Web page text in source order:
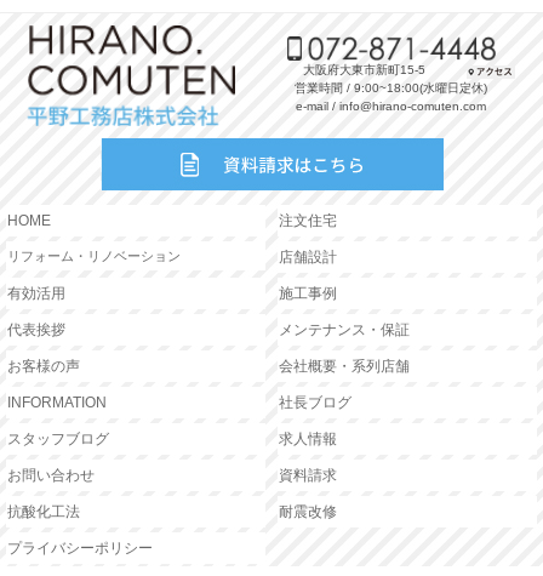
大阪府大東市新町15-5
営業時間 / 9:00~18:00(水曜日定休)
e-mail / info@hirano-comuten.com
HOME 注文住宅
リフォーム・リノベーション 店舗設計
有効活用 施工事例
代表挨拶 メンテナンス・保証
お客様の声 会社概要・系列店舗
INFORMATION 社長ブログ
スタッフブログ 求人情報
お問い合わせ 資料請求
抗酸化工法 耐震改修
プライバシーポリシー